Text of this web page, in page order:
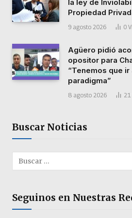
la ley de
Propiedad
9 agosto 2026 0
Agüero pidió
opositor para
“Tenemos que
paradigma”
8 agosto 2026 21
Buscar Noticias
Seguinos en Nuestras